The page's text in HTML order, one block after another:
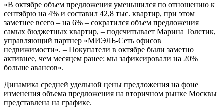
«В октябре объем предложения уменьшился по отношению к
сентябрю на 4% и составил 42,8 тыс. квартир, при этом
заметнее всего – на 6% – сократился объем предложения
самых бюджетных квартир, – подсчитывает Марина Толстик,
управляющий партнер «МИЭЛЬ-Сеть офисов
недвижимости». – Покупатели в октябре были заметно
активнее, чем месяцем ранее: мы зафиксировали на 20%
больше авансов».
Динамика средней удельной цены предложения на фоне
изменения объема предложения на вторичном рынке Москвы
представлена на графике.